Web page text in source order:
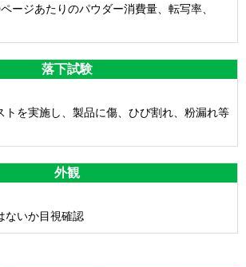
ージあたりのパウダー消費量、転写率、
落下試験
トを実施し、製品に傷、ひび割れ、粉漏れ等
外観
ないか目視確認